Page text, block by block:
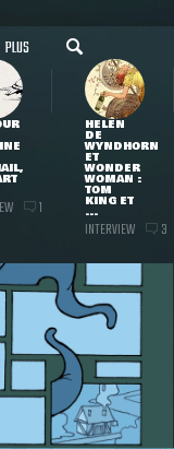
PLUS
1
HELEN
DE
WYNDHORN
ET
WONDER
WOMAN :
TOM
KING ET
...
INTERVIEW 3